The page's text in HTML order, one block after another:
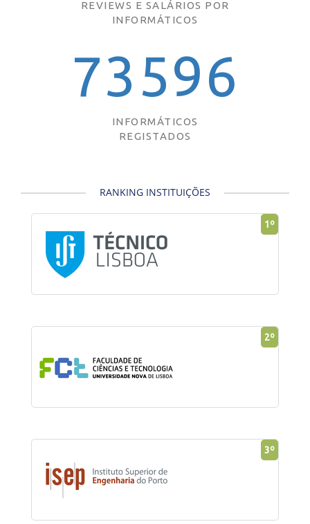
REVIEWS E SALÁRIOS POR
INFORMÁTICOS
73596
INFORMÁTICOS
REGISTADOS
RANKING INSTITUIÇÕES
1º
2º
3º